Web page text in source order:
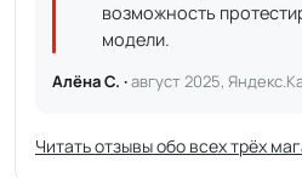
возможность
модели.
Алёна С. ·август 2025,
Читать отзывы обо всех трёх